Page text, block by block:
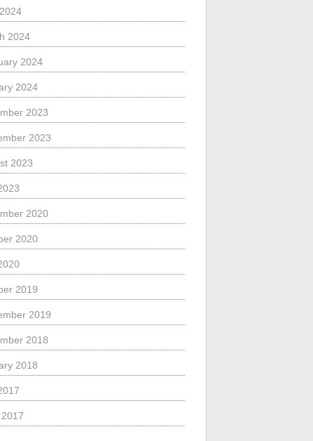
2024
2024
2024
2023
2023
2023
2020
2020
2019
2019
2018
2018